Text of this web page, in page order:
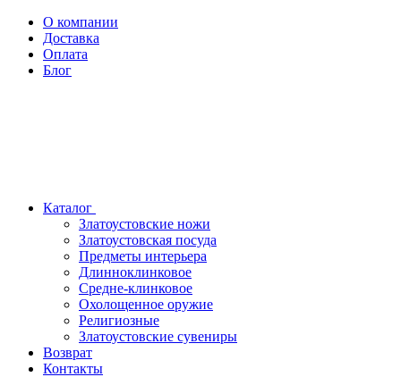
О компании
Доставка
Оплата
Блог
Каталог
Златоустовские ножи
Златоустовская посуда
Предметы интерьера
Длинноклинковое
Средне-клинковое
Охолощенное оружие
Религиозные
Златоустовские сувениры
Возврат
Контакты